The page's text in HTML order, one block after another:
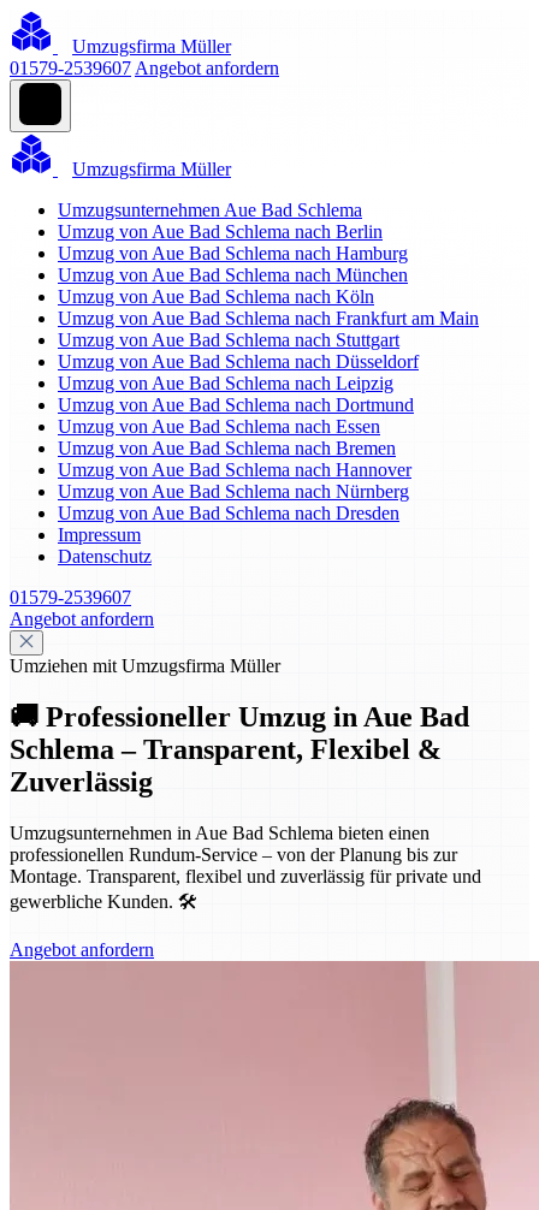
Umzugsfirma Müller
01579-2539607 Angebot anfordern
Umzugsfirma Müller
Umzugsunternehmen Aue Bad Schlema
Umzug von Aue Bad Schlema nach Berlin
Umzug von Aue Bad Schlema nach Hamburg
Umzug von Aue Bad Schlema nach München
Umzug von Aue Bad Schlema nach Köln
Umzug von Aue Bad Schlema nach Frankfurt am Main
Umzug von Aue Bad Schlema nach Stuttgart
Umzug von Aue Bad Schlema nach Düsseldorf
Umzug von Aue Bad Schlema nach Leipzig
Umzug von Aue Bad Schlema nach Dortmund
Umzug von Aue Bad Schlema nach Essen
Umzug von Aue Bad Schlema nach Bremen
Umzug von Aue Bad Schlema nach Hannover
Umzug von Aue Bad Schlema nach Nürnberg
Umzug von Aue Bad Schlema nach Dresden
Impressum
Datenschutz
01579-2539607
Angebot anfordern
Umziehen mit Umzugsfirma Müller
🚚 Professioneller Umzug in Aue Bad
Schlema – Transparent, Flexibel &
Zuverlässig
Umzugsunternehmen in Aue Bad Schlema bieten einen
professionellen Rundum-Service – von der Planung bis zur
Montage. Transparent, flexibel und zuverlässig für private und
gewerbliche Kunden. 🛠️
Angebot anfordern